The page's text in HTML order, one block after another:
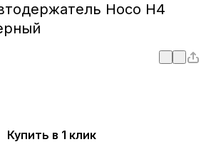
Hoco H4
Купить в 1 клик